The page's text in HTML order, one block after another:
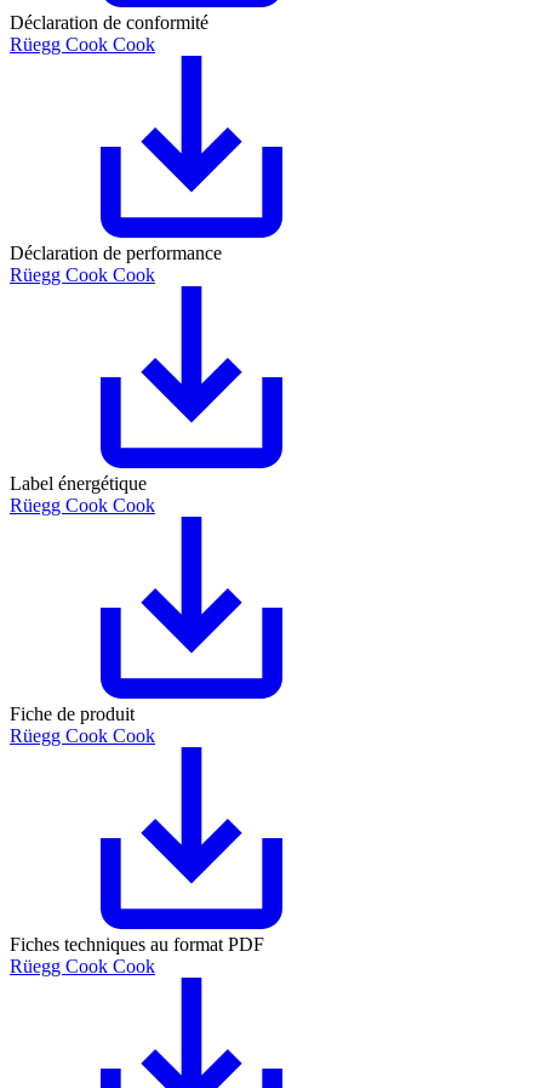
Déclaration de conformité
Rüegg Cook Cook
Déclaration de performance
Rüegg Cook Cook
Label énergétique
Rüegg Cook Cook
Fiche de produit
Rüegg Cook Cook
Fiches techniques au format PDF
Rüegg Cook Cook